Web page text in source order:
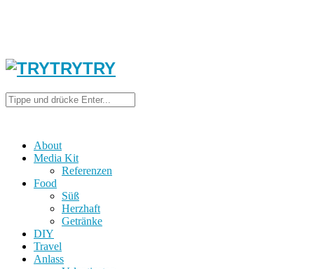
About
Media Kit
Referenzen
Food
Süß
Herzhaft
Getränke
DIY
Travel
Anlass